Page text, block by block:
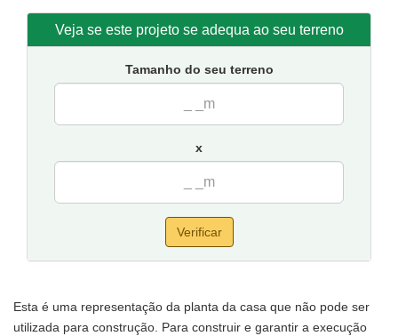
Sugestão de terreno para implantação: 10 metros de frente
por 20 metros de fundos.
Veja se este projeto se adequa ao seu terreno
Tamanho do seu terreno
x
Verificar
Esta é uma representação da planta da casa que não pode ser
utilizada para construção. Para construir e garantir a execução